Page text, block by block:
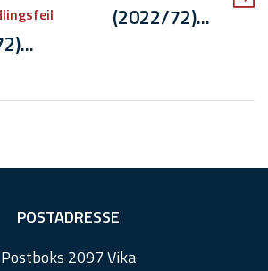
(2022/72)...
POSTADRESSE
Postboks 2097 Vika